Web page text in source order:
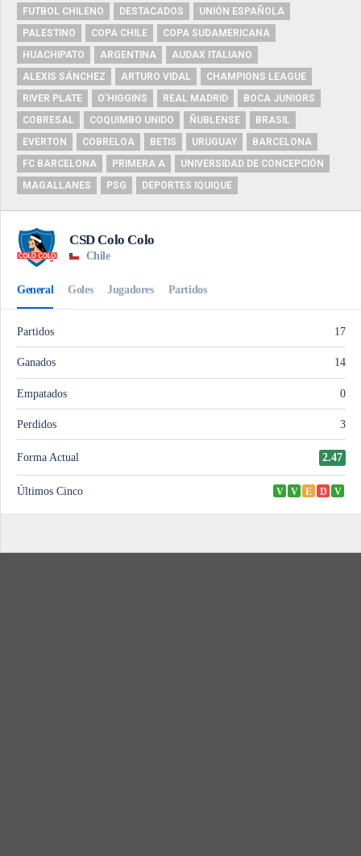
FUTBOL CHILENO
DESTACADOS
UNIÓN ESPAÑOLA
PALESTINO
COPA CHILE
COPA SUDAMERICANA
HUACHIPATO
ARGENTINA
AUDAX ITALIANO
ALEXIS SÁNCHEZ
ARTURO VIDAL
CHAMPIONS LEAGUE
RIVER PLATE
O'HIGGINS REAL MADRID
BOCA JUNIORS
COBRESAL
COQUIMBO UNIDO ÑUBLENSE
BRASIL
EVERTON
COBRELOA BETIS URUGUAY
BARCELONA
FC BARCELONA
PRIMERA A
UNIVERSIDAD DE CONCEPCIÓN
MAGALLANES
PSG DEPORTES IQUIQUE